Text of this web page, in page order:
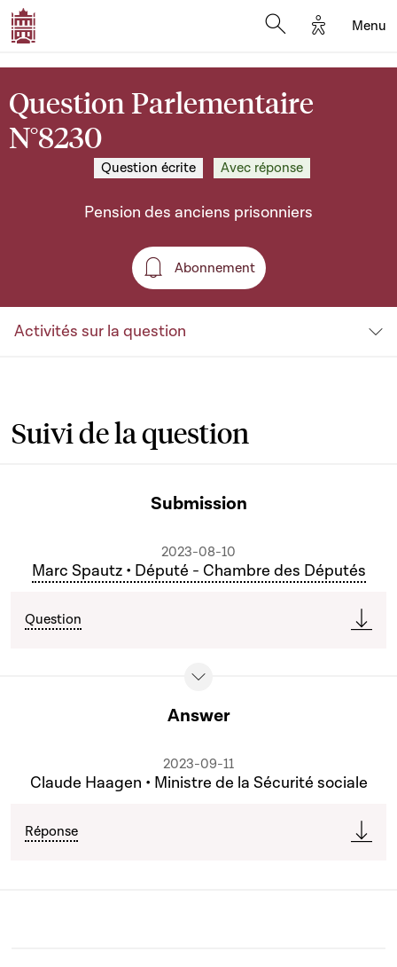
Options
Menu
Question Parlementaire
N°8230
Question écrite Avec réponse
Pension des anciens prisonniers
Abonnement
Abonnement
Activités sur la question
Suivi de la question
Submission
2023-08-10
Marc Spautz • Député - Chambre des Députés
Question
Answer
2023-09-11
Claude Haagen • Ministre de la Sécurité sociale
Réponse